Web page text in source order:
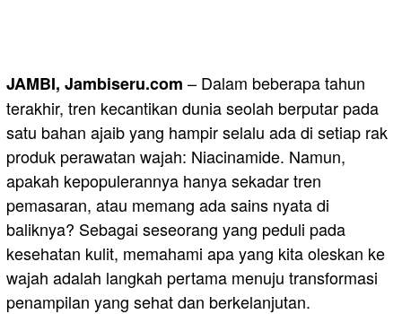
JAMBI, Jambiseru.com – Dalam beberapa tahun
terakhir, tren kecantikan dunia seolah berputar pada
satu bahan ajaib yang hampir selalu ada di setiap rak
produk perawatan wajah: Niacinamide. Namun,
apakah kepopulerannya hanya sekadar tren
pemasaran, atau memang ada sains nyata di
baliknya? Sebagai seseorang yang peduli pada
kesehatan kulit, memahami apa yang kita oleskan ke
wajah adalah langkah pertama menuju transformasi
penampilan yang sehat dan berkelanjutan.